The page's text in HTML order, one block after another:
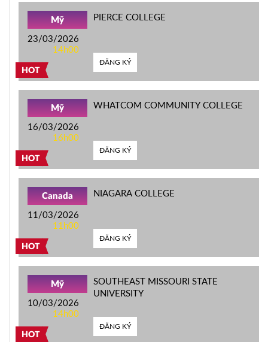
HOT
Mỹ
23/03/2026
14h00
PIERCE COLLEGE
ĐĂNG KÝ
HOT
Mỹ
16/03/2026
16h00
WHATCOM COMMUNITY COLLEGE
ĐĂNG KÝ
HOT
Canada
11/03/2026
11h00
NIAGARA COLLEGE
ĐĂNG KÝ
HOT
Mỹ
10/03/2026
14h00
SOUTHEAST MISSOURI STATE
UNIVERSITY
ĐĂNG KÝ